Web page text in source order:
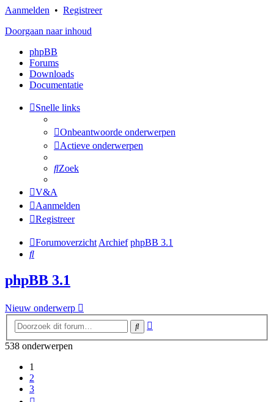
Aanmelden • Registreer
Doorgaan naar inhoud
phpBB
Forums
Downloads
Documentatie
Snelle links
Onbeantwoorde onderwerpen
Actieve onderwerpen
Zoek
V&A
Aanmelden
Registreer
Forumoverzicht Archief phpBB 3.1
Zoek
phpBB 3.1
Nieuw onderwerp
Zoek
538 onderwerpen
1
2
3